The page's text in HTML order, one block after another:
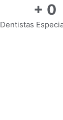
+ 0
Dentistas